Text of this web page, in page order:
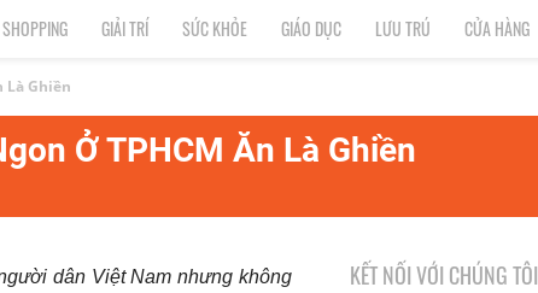
SHOPPING GIẢI TRÍ SỨC KHỎE GIÁO DỤC LƯU TRÚ CỬA HÀNG
Là Ghiền
Ở TPHCM Ăn Là Ghiền
dân Việt Nam nhưng không
KẾT NỐI VỚI CHÚNG TÔI